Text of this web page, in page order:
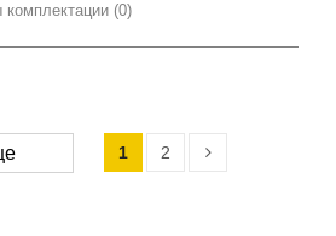
комплектации (0)
1 2